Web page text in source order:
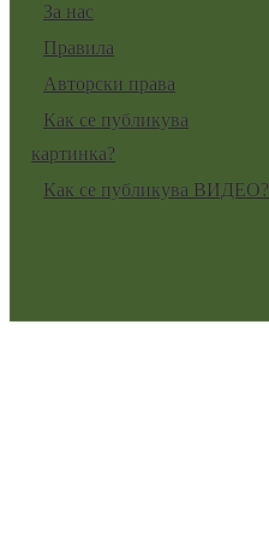
За нас
Правила
Авторски права
Как се публикува
картинка?
Как се публикува ВИДЕО?